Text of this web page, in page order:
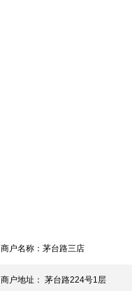
商户名称： 茅台路三店
商户地址： 茅台路224号1层